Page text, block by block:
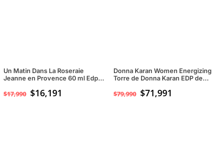
Un Matin Dans La Roseraie
Jeanne en Provence 60 ml Edp
$17,990 $16,191
Donna Karan Women Energizing
Torre de Donna Karan EDP de
$79,990 $71,991